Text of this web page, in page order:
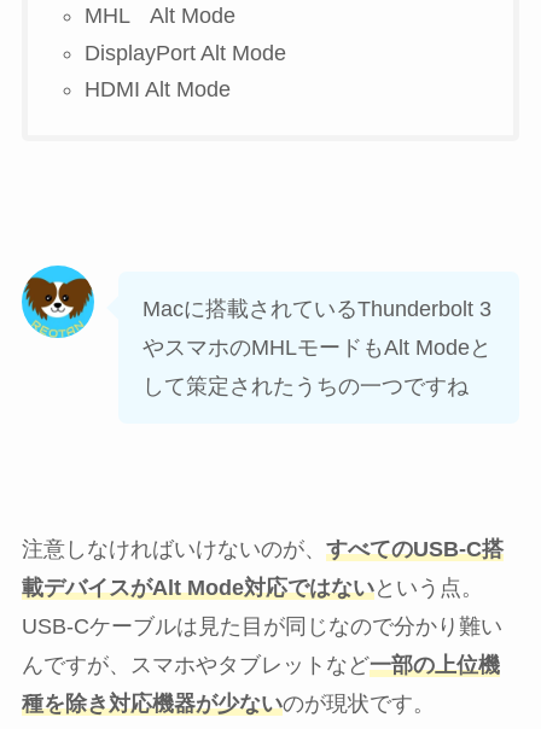
MHL Alt Mode
DisplayPort Alt Mode
HDMI Alt Mode
Macに搭載されているThunderbolt 3
やスマホのMHLモードもAlt Modeと
して策定されたうちの一つですね
注意しなければいけないのが、 すべてのUSB-C搭
載デバイスがAlt Mode対応ではないという点。
USB-Cケーブルは見た目が同じなので分かり難い
んですが、スマホやタブレットなど一部の上位機
種を除き対応機器が少ないのが現状です。